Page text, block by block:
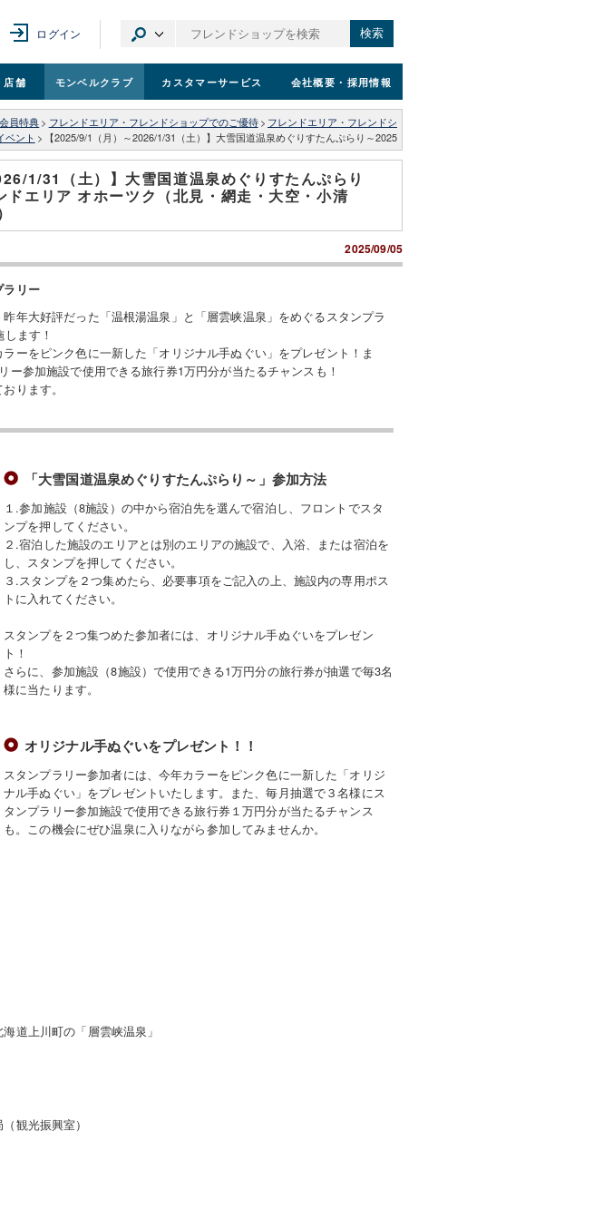
ログイン 検索
店舗 モンベルクラブ カスタマーサービス 会社概要 ・採用情報
員特典 > フレンドエリア・フレンドショップでのご優待 > フレンドエリア・フレンドシ
ベント > 【2025/9/1（月）～2026/1/31（土）】大雪国道温泉めぐりすたんぷらり～2025
1/31（土）】大雪国道温泉めぐりすたんぷらり
ドエリア オホーツク（北見・網走・大空・小清
2025/09/05
ラリー
年大好評だった「温根湯温泉」と「層雲峡温泉」をめぐるスタンプラ
ます！
ーをピンク色に一新した「オリジナル手ぬぐい」をプレゼント！ま
ー参加施設で使用できる旅行券1万円分が当たるチャンスも！
ります。
「大雪国道温泉めぐりすたんぷらり～」参加方法
１.参加施設（8施設）の中から宿泊先を選んで宿泊し、フロントでスタ
ンプを押してください。
２.宿泊した施設のエリアとは別のエリアの施設で、入浴、または宿泊を
し、スタンプを押してください。
３.スタンプを２つ集めたら、必要事項をご記入の上、施設内の専用ポス
トに入れてください。
スタンプを２つ集つめた参加者には、オリジナル手ぬぐいをプレゼン
ト！
さらに、参加施設（8施設）で使用できる1万円分の旅行券が抽選で毎3名
様に当たります。
オリジナル手ぬぐいをプレゼント！！
スタンプラリー参加者には、今年カラーをピンク色に一新した「オリジ
ナル手ぬぐい」をプレゼントいたします。また、毎月抽選で３名様にス
タンプラリー参加施設で使用できる旅行券１万円分が当たるチャンス
も。この機会にぜひ温泉に入りながら参加してみませんか。
道上川町の「層雲峡温泉」
観光振興室）